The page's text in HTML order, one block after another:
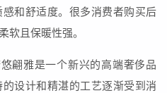
和舒适度。很多消费者购买后
软且保暖性强。
翩雅是一个新兴的高端奢侈品
设计和精湛的工艺逐渐受到消